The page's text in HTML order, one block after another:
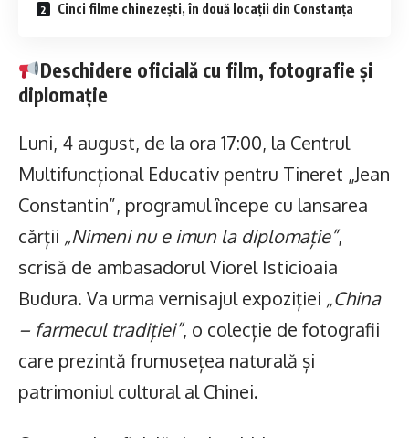
Cinci filme chinezești, în două locații din Constanța
Deschidere oficială cu film, fotografie și
diplomație
Luni, 4 august, de la ora 17:00, la Centrul
Multifuncțional Educativ pentru Tineret „Jean
Constantin”, programul începe cu lansarea
cărții „Nimeni nu e imun la diplomație”,
scrisă de ambasadorul Viorel Isticioaia
Budura. Va urma vernisajul expoziției „China
– farmecul tradiției”, o colecție de fotografii
care prezintă frumusețea naturală și
patrimoniul cultural al Chinei.